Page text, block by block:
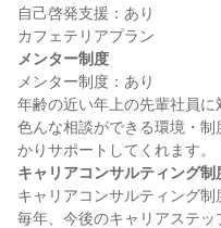
自己啓発支援：あり
メンター制度
メンター制度：あり
年齢の近い年上の先輩社員
色んな相談ができる環境・
キャリアコンサルティング制
キャリアコンサルティング制
毎年、今後のキャリアステ